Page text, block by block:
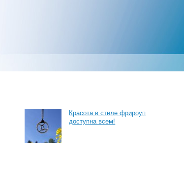
Красота в стиле фрироуп
доступна всем!